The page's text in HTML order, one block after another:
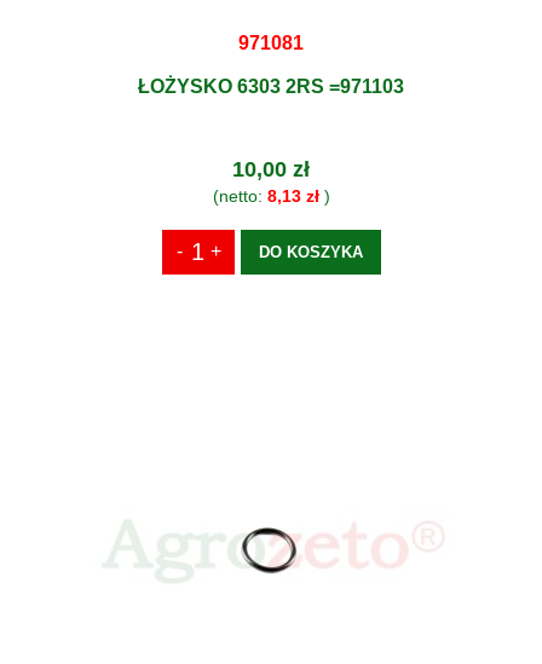
971081
ŁOŻYSKO 6303 2RS =971103
10,00 zł
(netto: 8,13 zł)
DO KOSZYKA